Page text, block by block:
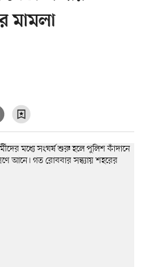
মামলা